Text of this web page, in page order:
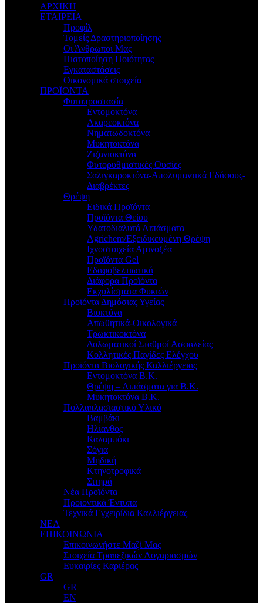
ΑΡΧΙΚΗ
ΕΤΑΙΡΕΙΑ
Προφίλ
Τομείς Δραστηριοποίησης
Οι Άνθρωποι Μας
Πιστοποίηση Ποιότητας
Εγκαταστάσεις
Οικονομικά στοιχεία
ΠΡΟΪΟΝΤΑ
Φυτοπροστασία
Εντομοκτόνα
Ακαρεοκτόνα
Νηματωδοκτόνα
Μυκητοκτόνα
Ζιζανιοκτόνα
Φυτορυθμιστικές Ουσίες
Σαλιγκαροκτόνα-Απολυμαντικά Εδάφους-
Διαβρέκτες
Θρέψη
Ειδικά Προϊόντα
Προϊόντα Θείου
Υδατοδιαλυτά Λιπάσματα
Agrichem/Εξειδικευμένη Θρέψη
Ιχνοστοιχεία Αμινοξέα
Προϊόντα Gel
Εδαφοβελτιωτικά
Διάφορα Προϊόντα
Εκχυλίσματα Φυκιών
Προϊόντα Δημόσιας Υγείας
Βιοκτόνα
Απωθητικά-Οικολογικά
Τρωκτικοκτόνα
Δολωματικοί Σταθμοί Ασφαλείας –
Κολλητικές Παγίδες Ελέγχου
Προϊόντα Βιολογικής Καλλιέργειας
Εντομοκτόνα Β.Κ.
Θρέψη – Λιπάσματα για Β.Κ.
Μυκητοκτόνα Β.Κ.
Πολλαπλασιαστικό Υλικό
Βαμβάκι
Ηλίανθος
Καλαμπόκι
Σόγια
Μηδική
Κτηνοτροφικά
Σιτηρά
Νέα Προϊόντα
Προϊοντικά Έντυπα
Τεχνικά Εγχειρίδια Καλλιέργειας
ΝΕΑ
ΕΠΙΚΟΙΝΩΝΙΑ
Επικοινωνήστε Μαζί Μας
Στοιχεία Τραπεζικών Λογαριασμών
Ευκαιρίες Καριέρας
GR
GR
EN